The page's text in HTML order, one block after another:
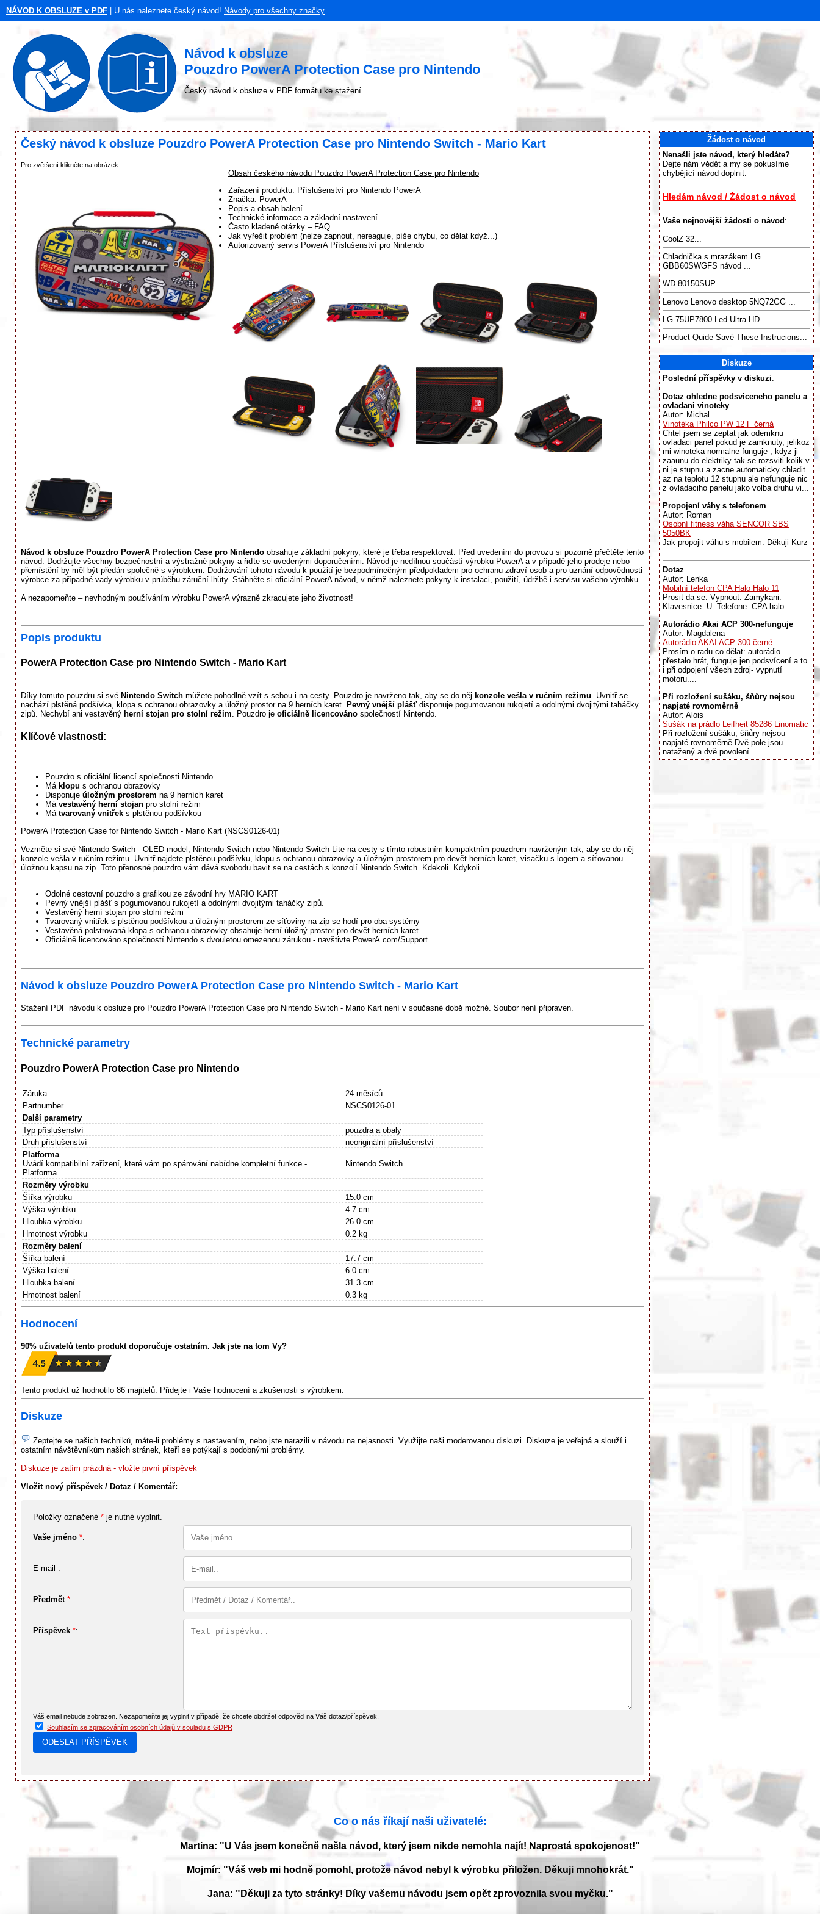
NÁVOD K OBSLUZE v PDF | U nás naleznete český návod! Návody pro všechny značky
Návod k obsluze
Pouzdro PowerA Protection Case pro Nintendo
Český návod k obsluze v PDF formátu ke stažení
Český návod k obsluze Pouzdro PowerA Protection Case pro Nintendo Switch - Mario Kart
Pro zvětšení klikněte na obrázek
Obsah českého návodu Pouzdro PowerA Protection Case pro Nintendo
Zařazení produktu: Příslušenství pro Nintendo PowerA
Značka: PowerA
Popis a obsah balení
Technické informace a základní nastavení
Často kladené otázky – FAQ
Jak vyřešit problém (nelze zapnout, nereaguje, píše chybu, co dělat když...)
Autorizovaný servis PowerA Příslušenství pro Nintendo
Návod k obsluze Pouzdro PowerA Protection Case pro Nintendo obsahuje základní pokyny, které je třeba respektovat. Před uvedením do provozu si pozorně přečtěte tento
návod. Dodržujte všechny bezpečnostní a výstražné pokyny a řiďte se uvedenými doporučeními. Návod je nedílnou součástí výrobku PowerA a v případě jeho prodeje nebo
přemístění by měl být předán společně s výrobkem. Dodržování tohoto návodu k použití je bezpodmínečným předpokladem pro ochranu zdraví osob a pro uznání odpovědnosti
výrobce za případné vady výrobku v průběhu záruční lhůty. Stáhněte si oficiální PowerA návod, v němž naleznete pokyny k instalaci, použití, údržbě i servisu vašeho výrobku.
A nezapomeňte – nevhodným používáním výrobku PowerA výrazně zkracujete jeho životnost!
Popis produktu
PowerA Protection Case pro Nintendo Switch - Mario Kart
Díky tomuto pouzdru si své Nintendo Switch můžete pohodlně vzít s sebou i na cesty. Pouzdro je navrženo tak, aby se do něj konzole vešla v ručním režimu . Uvnitř se
nachází plstěná podšívka, klopa s ochranou obrazovky a úložný prostor na 9 herních karet. Pevný vnější plášťdisponuje pogumovanou rukojetí a odolnými dvojitými taháčky
zipů. Nechybí ani vestavěný herní stojan pro stolní režim . Pouzdro je oficiálně licencováno společností Nintendo.
Klíčové vlastnosti:
Pouzdro s oficiální licencí společnosti Nintendo
Má klopu s ochranou obrazovky
Disponuje úložným prostorem na 9 herních karet
Má vestavěný herní stojan pro stolní režim
Má tvarovaný vnitřek s plstěnou podšívkou
PowerA Protection Case for Nintendo Switch - Mario Kart (NSCS0126-01)
Vezměte si své Nintendo Switch - OLED model, Nintendo Switch nebo Nintendo Switch Lite na cesty s tímto robustním kompaktním pouzdrem navrženým tak, aby se do něj
konzole vešla v ručním režimu. Uvnitř najdete plstěnou podšívku, klopu s ochranou obrazovky a úložným prostorem pro devět herních karet, visačku s logem a síťovanou
úložnou kapsu na zip. Toto přenosné pouzdro vám dává svobodu bavit se na cestách s konzolí Nintendo Switch. Kdekoli. Kdykoli.
Odolné cestovní pouzdro s grafikou ze závodní hry MARIO KART
Pevný vnější plášť s pogumovanou rukojetí a odolnými dvojitými taháčky zipů.
Vestavěný herní stojan pro stolní režim
Tvarovaný vnitřek s plstěnou podšívkou a úložným prostorem ze síťoviny na zip se hodí pro oba systémy
Vestavěná polstrovaná klopa s ochranou obrazovky obsahuje herní úložný prostor pro devět herních karet
Oficiálně licencováno společností Nintendo s dvouletou omezenou zárukou - navštivte PowerA.com/Support
Návod k obsluze Pouzdro PowerA Protection Case pro Nintendo Switch - Mario Kart
Stažení PDF návodu k obsluze pro Pouzdro PowerA Protection Case pro Nintendo Switch - Mario Kart není v současné době možné. Soubor není připraven.
Technické parametry
Pouzdro PowerA Protection Case pro Nintendo
Záruka
24 měsíců
Partnumber
NSCS0126-01
Další parametry
Typ příslušenství
pouzdra a obaly
Druh příslušenství
neoriginální příslušenství
Platforma
Uvádí kompatibilní zařízení, které vám po spárování nabídne kompletní funkce -
Platforma
Nintendo Switch
Rozměry výrobku
Šířka výrobku
15.0 cm
Výška výrobku
4.7 cm
Hloubka výrobku
26.0 cm
Hmotnost výrobku
0.2 kg
Rozměry balení
Šířka balení
17.7 cm
Výška balení
6.0 cm
Hloubka balení
31.3 cm
Hmotnost balení
0.3 kg
Hodnocení
90% uživatelů tento produkt doporučuje ostatním. Jak jste na tom Vy?
Tento produkt už hodnotilo 86 majitelů. Přidejte i Vaše hodnocení a zkušenosti s výrobkem.
Diskuze
Zeptejte se našich techniků, máte-li problémy s nastavením, nebo jste narazili v návodu na nejasnosti. Využijte naši moderovanou diskuzi. Diskuze je veřejná a slouží i
ostatním návštěvníkům našich stránek, kteří se potýkají s podobnými problémy.
Diskuze je zatím prázdná - vložte první příspěvek
Vložit nový příspěvek / Dotaz / Komentář:
Položky označené * je nutné vyplnit.
Vaše jméno *:
E-mail :
Předmět *:
Příspěvek *:
Váš email nebude zobrazen. Nezapomeňte jej vyplnit v případě, že chcete obdržet odpověď na Váš dotaz/příspěvek.
Souhlasím se zpracováním osobních údajů v souladu s GDPR
Žádost o návod
Nenašli jste návod, který hledáte?
Dejte nám vědět a my se pokusíme
chybějící návod doplnit:
Hledám návod / Žádost o návod
Vaše nejnovější žádosti o návod :
CoolZ 32...
Chladnička s mrazákem LG
GBB60SWGFS návod ...
WD-80150SUP...
Lenovo Lenovo desktop 5NQ72GG ...
LG 75UP7800 Led Ultra HD...
Product Quide Savé These Instrucions...
Diskuze
Poslední příspěvky v diskuzi:
Dotaz ohledne podsviceneho panelu a
ovladani vinoteky
Autor: Michal
Vinotéka Philco PW 12 F černá
Chtel jsem se zeptat jak odemknu
ovladaci panel pokud je zamknuty, jelikoz
mi winoteka normalne funguje , kdyz ji
zaaunu do elektriky tak se rozsviti kolik v
ni je stupnu a zacne automaticky chladit
az na teplotu 12 stupnu ale nefunguje nic
z ovladaciho panelu jako volba druhu vi...
Propojení váhy s telefonem
Autor: Roman
Osobní fitness váha SENCOR SBS
5050BK
Jak propojit váhu s mobilem. Děkuji Kurz
...
Dotaz
Autor: Lenka
Mobilní telefon CPA Halo Halo 11
Prosit da se. Vypnout. Zamykani.
Klavesnice. U. Telefone. CPA halo ...
Autorádio Akai ACP 300-nefunguje
Autor: Magdalena
Autorádio AKAI ACP-300 černé
Prosím o radu co dělat: autorádio
přestalo hrát, funguje jen podsvícení a to
i při odpojení všech zdroj- vypnutí
motoru....
Při rozložení sušáku, šňůry nejsou
napjaté rovnoměrně
Autor: Alois
Sušák na prádlo Leifheit 85286 Linomatic
Při rozložení sušáku, šňůry nejsou
napjaté rovnoměrně Dvě pole jsou
natažený a dvě povolení ...
Co o nás říkají naši uživatelé:
Martina: "U Vás jsem konečně našla návod, který jsem nikde nemohla najít! Naprostá spokojenost!"
Mojmír: "Váš web mi hodně pomohl, protože návod nebyl k výrobku přiložen. Děkuji mnohokrát."
Jana: "Děkuji za tyto stránky! Díky vašemu návodu jsem opět zprovoznila svou myčku."